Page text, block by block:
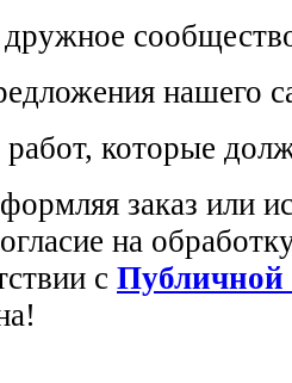
нашего
которые
заказ или
на
с Публичной